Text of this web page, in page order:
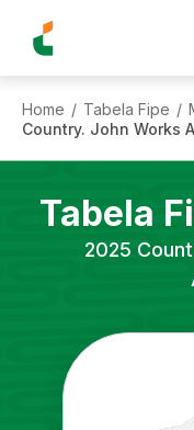
Home / Tabela Fipe /
Country. John Works
Tabela
2025